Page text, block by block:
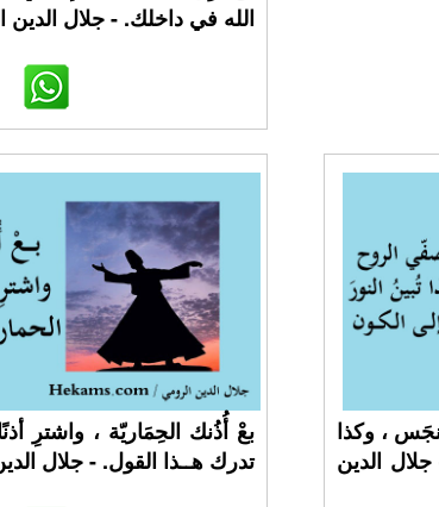
الله في داخلك. - جلال الدين
بعْ أُذُنك الحِمَاريّة ، واشترِ
تدرك هــذا القول. - جلال
، وكذا
الدين